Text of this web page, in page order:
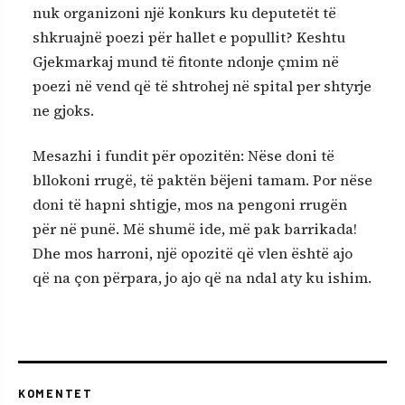
nuk organizoni një konkurs ku deputetët të
shkruajnë poezi për hallet e popullit? Keshtu
Gjekmarkaj mund të fitonte ndonje çmim në
poezi në vend që të shtrohej në spital per shtyrje
ne gjoks.
Mesazhi i fundit për opozitën: Nëse doni të
bllokoni rrugë, të paktën bëjeni tamam. Por nëse
doni të hapni shtigje, mos na pengoni rrugën
për në punë. Më shumë ide, më pak barrikada!
Dhe mos harroni, një opozitë që vlen është ajo
që na çon përpara, jo ajo që na ndal aty ku ishim.
KOMENTET